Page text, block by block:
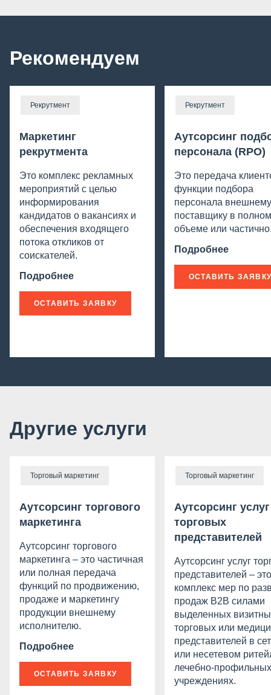
Рекомендуем
Рекрутмент
Маркетинг
рекрутмента
Это комплекс рекламных
мероприятий с целью
информирования
кандидатов о вакансиях и
обеспечения входящего
потока откликов от
соискателей.
Подробнее
ОСТАВИТЬ ЗАЯВКУ
Рекрутмент
Аутсорсинг
персонала (RPO)
Это передача
функции подбора
персонала внешнему
поставщику в полном
объеме или
Подробнее
ОСТАВИТЬ ЗАЯВКУ
Другие услуги
Торговый маркетинг
Аутсорсинг торгового
маркетинга
Аутсорсинг торгового
маркетинга – это частичная
или полная передача
функций по продвижению,
продаже и маркетингу
продукции внешнему
исполнителю.
Подробнее
ОСТАВИТЬ ЗАЯВКУ
Торговый маркетинг
Аутсорсинг услуг
торговых
представителей
Аутсорсинг услуг
представителей – это
комплекс мер по
продаж B2B силами
выделенных
торговых или
представителей в
или несетевом
лечебно-профильных
учреждениях.